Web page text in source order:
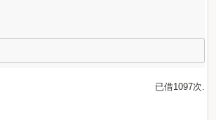
已借1097次.